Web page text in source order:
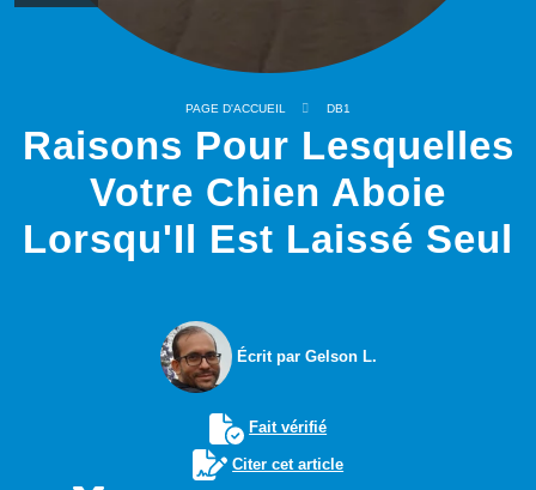
PAGE D'ACCUEIL DB1
Raisons Pour Lesquelles
Votre Chien Aboie
Lorsqu'Il Est Laissé Seul
Écrit par Gelson L.
Fait vérifié
Citer cet article